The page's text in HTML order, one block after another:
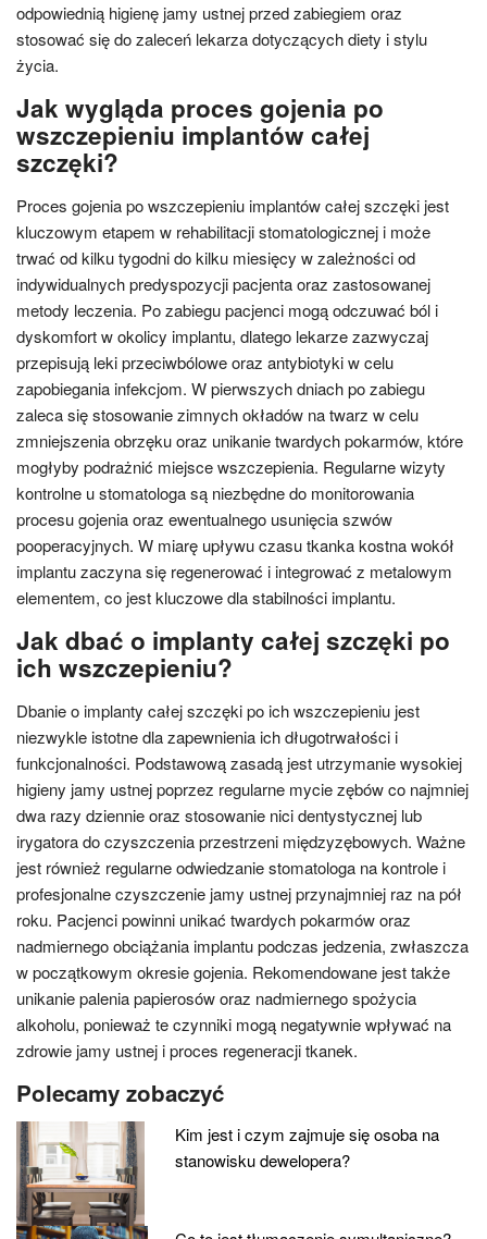
odpowiednią higienę jamy ustnej przed zabiegiem oraz
stosować się do zaleceń lekarza dotyczących diety i stylu
życia.
Jak wygląda proces gojenia po
wszczepieniu implantów całej
szczęki?
Proces gojenia po wszczepieniu implantów całej szczęki jest
kluczowym etapem w rehabilitacji stomatologicznej i może
trwać od kilku tygodni do kilku miesięcy w zależności od
indywidualnych predyspozycji pacjenta oraz zastosowanej
metody leczenia. Po zabiegu pacjenci mogą odczuwać ból i
dyskomfort w okolicy implantu, dlatego lekarze zazwyczaj
przepisują leki przeciwbólowe oraz antybiotyki w celu
zapobiegania infekcjom. W pierwszych dniach po zabiegu
zaleca się stosowanie zimnych okładów na twarz w celu
zmniejszenia obrzęku oraz unikanie twardych pokarmów, które
mogłyby podrażnić miejsce wszczepienia. Regularne wizyty
kontrolne u stomatologa są niezbędne do monitorowania
procesu gojenia oraz ewentualnego usunięcia szwów
pooperacyjnych. W miarę upływu czasu tkanka kostna wokół
implantu zaczyna się regenerować i integrować z metalowym
elementem, co jest kluczowe dla stabilności implantu.
Jak dbać o implanty całej szczęki po
ich wszczepieniu?
Dbanie o implanty całej szczęki po ich wszczepieniu jest
niezwykle istotne dla zapewnienia ich długotrwałości i
funkcjonalności. Podstawową zasadą jest utrzymanie wysokiej
higieny jamy ustnej poprzez regularne mycie zębów co najmniej
dwa razy dziennie oraz stosowanie nici dentystycznej lub
irygatora do czyszczenia przestrzeni międzyzębowych. Ważne
jest również regularne odwiedzanie stomatologa na kontrole i
profesjonalne czyszczenie jamy ustnej przynajmniej raz na pół
roku. Pacjenci powinni unikać twardych pokarmów oraz
nadmiernego obciążania implantu podczas jedzenia, zwłaszcza
w początkowym okresie gojenia. Rekomendowane jest także
unikanie palenia papierosów oraz nadmiernego spożycia
alkoholu, ponieważ te czynniki mogą negatywnie wpływać na
zdrowie jamy ustnej i proces regeneracji tkanek.
Polecamy zobaczyć
Kim jest i czym zajmuje się osoba na
stanowisku dewelopera?